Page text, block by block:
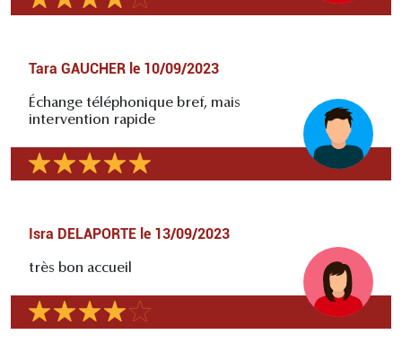
Tara GAUCHER le 10/09/2023
Échange téléphonique bref, mais
intervention rapide
Isra DELAPORTE le 13/09/2023
très bon accueil